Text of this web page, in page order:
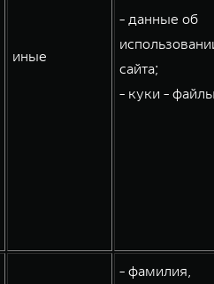
иные
- данные об
сайта;
- куки -
- фамилия,